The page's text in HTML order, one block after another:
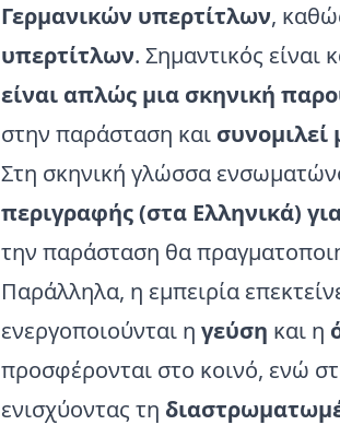
Γερμανικών υπερτίτλων,
υπερτίτλων. Σημαντικός είναι
είναι απλώς μια σκηνική
στην παράσταση και συνομιλεί
Στη σκηνική γλώσσα
περιγραφής (στα Ελληνικά)
την παράσταση θα
Παράλληλα, η εμπειρία
ενεργοποιούνται η γεύση και η
προσφέρονται στο κοινό, ενώ
ενισχύοντας τη